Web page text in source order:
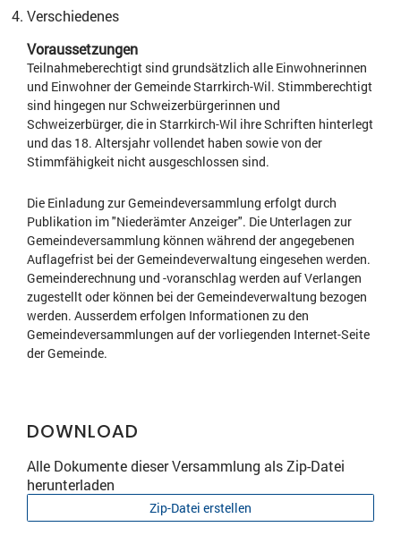
Verschiedenes
Voraussetzungen
Teilnahmeberechtigt sind grundsätzlich alle Einwohnerinnen
und Einwohner der Gemeinde Starrkirch-Wil. Stimmberechtigt
sind hingegen nur Schweizerbürgerinnen und
Schweizerbürger, die in Starrkirch-Wil ihre Schriften hinterlegt
und das 18. Altersjahr vollendet haben sowie von der
Stimmfähigkeit nicht ausgeschlossen sind.
Die Einladung zur Gemeindeversammlung erfolgt durch
Publikation im "Niederämter Anzeiger". Die Unterlagen zur
Gemeindeversammlung können während der angegebenen
Auflagefrist bei der Gemeindeverwaltung eingesehen werden.
Gemeinderechnung und -voranschlag werden auf Verlangen
zugestellt oder können bei der Gemeindeverwaltung bezogen
werden. Ausserdem erfolgen Informationen zu den
Gemeindeversammlungen auf der vorliegenden Internet-Seite
der Gemeinde.
DOWNLOAD
Alle Dokumente dieser Versammlung als Zip-Datei
herunterladen
Zip-Datei erstellen